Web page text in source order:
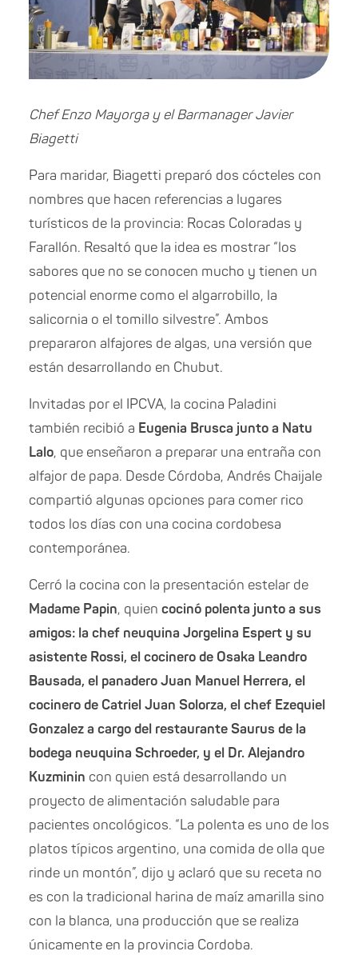
Chef Enzo Mayorga y el Barmanager Javier
Biagetti
Para maridar, Biagetti preparó dos cócteles con
nombres que hacen referencias a lugares
turísticos de la provincia: Rocas Coloradas y
Farallón. Resaltó que la idea es mostrar “los
sabores que no se conocen mucho y tienen un
potencial enorme como el algarrobillo, la
salicornia o el tomillo silvestre”. Ambos
prepararon alfajores de algas, una versión que
están desarrollando en Chubut.
Invitadas por el IPCVA, la cocina Paladini
también recibió a Eugenia Brusca junto a Natu
Lalo, que enseñaron a preparar una entraña con
alfajor de papa. Desde Córdoba, Andrés Chaijale
compartió algunas opciones para comer rico
todos los días con una cocina cordobesa
contemporánea.
Cerró la cocina con la presentación estelar de
Madame Papin, quien cocinó polenta junto a sus
amigos: la chef neuquina Jorgelina Espert y su
asistente Rossi, el cocinero de Osaka Leandro
Bausada, el panadero Juan Manuel Herrera, el
cocinero de Catriel Juan Solorza, el chef Ezequiel
Gonzalez a cargo del restaurante Saurus de la
bodega neuquina Schroeder, y el Dr. Alejandro
Kuzminin con quien está desarrollando un
proyecto de alimentación saludable para
pacientes oncológicos. “La polenta es uno de los
platos típicos argentino, una comida de olla que
rinde un montón”, dijo y aclaró que su receta no
es con la tradicional harina de maíz amarilla sino
con la blanca, una producción que se realiza
únicamente en la provincia Cordoba.